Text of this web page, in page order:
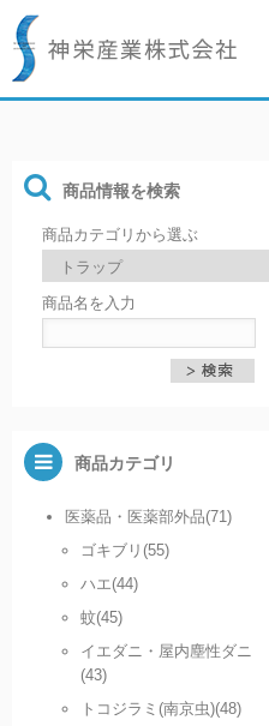
商品情報を検索
商品カテゴリから選ぶ
商品名を入力
商品カテゴリ
医薬品・医薬部外品(71)
ゴキブリ(55)
ハエ(44)
蚊(45)
イエダニ・屋内塵性ダニ
(43)
トコジラミ(南京虫)(48)